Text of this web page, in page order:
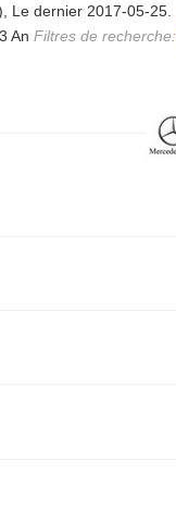
Le dernier 2017-05-25.
An Filtres de recherche: